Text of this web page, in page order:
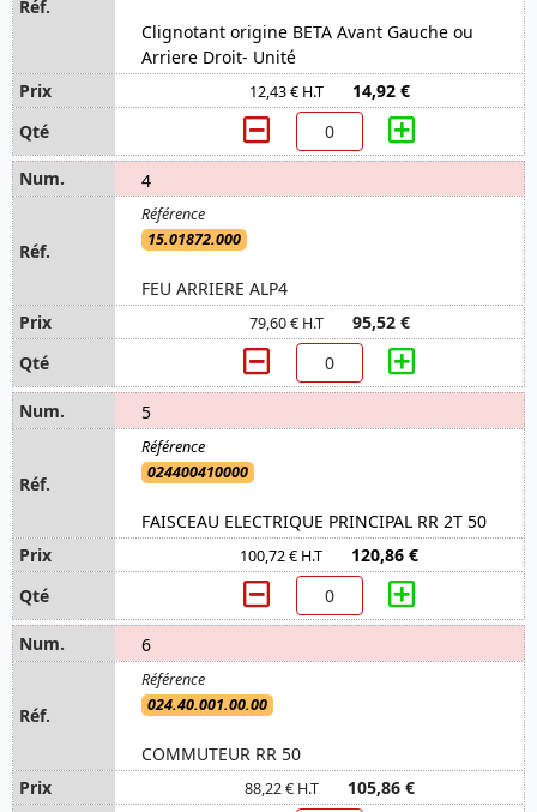
Clignotant origine BETA Avant Gauche ou
Arriere Droit- Unité
12,43 € H.T 14,92 €
4
15.01872.000
FEU ARRIERE ALP4
79,60 € H.T 95,52 €
5
024400410000
FAISCEAU ELECTRIQUE PRINCIPAL RR 2T 50
100,72 € H.T 120,86 €
6
024.40.001.00.00
COMMUTEUR RR 50
88,22 € H.T 105,86 €